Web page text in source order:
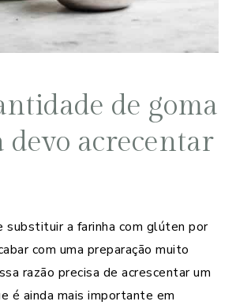
de goma
devo acrecentar
substituir a farinha com glúten por
com uma preparação muito
razão precisa de acrescentar um
é ainda mais importante em